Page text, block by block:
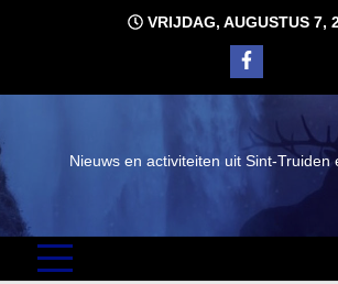
VRIJDAG, AUGUSTUS 7,
Nieuws en activiteiten uit Sint-Truiden